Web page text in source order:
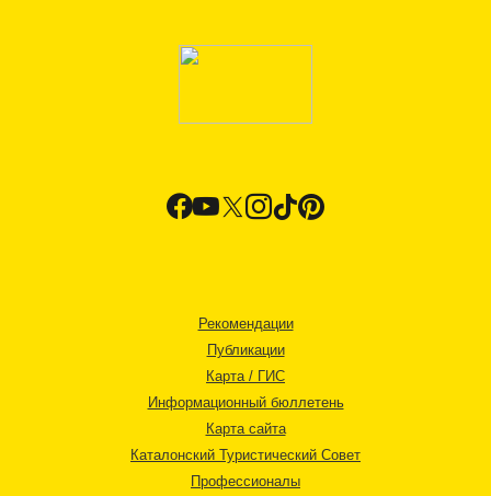
Рекомендации
Публикации
Карта / ГИС
Информационный бюллетень
Карта сайта
Каталонский Туристический Совет
Профессионалы